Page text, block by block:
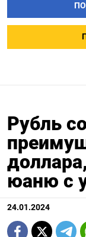
Рубль
юаню с
24.01.2024